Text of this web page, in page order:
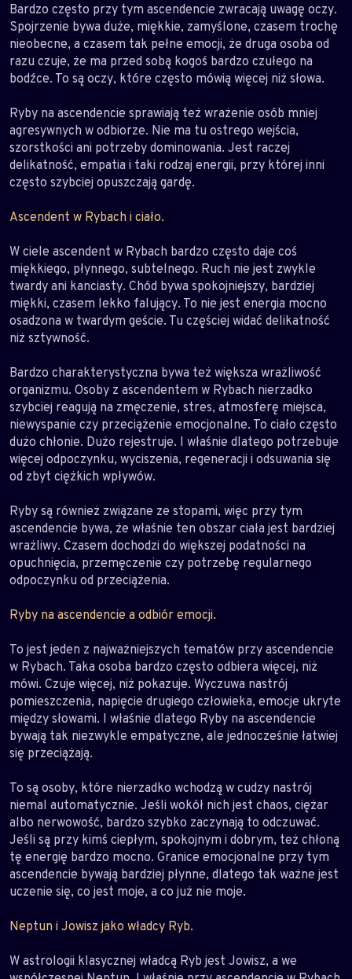
Bardzo często przy tym ascendencie zwracają uwagę oczy.
Spojrzenie bywa duże, miękkie, zamyślone, czasem trochę
nieobecne, a czasem tak pełne emocji, że druga osoba od
razu czuje, że ma przed sobą kogoś bardzo czułego na
bodźce. To są oczy, które często mówią więcej niż słowa.
Ryby na ascendencie sprawiają też wrażenie osób mniej
agresywnych w odbiorze. Nie ma tu ostrego wejścia,
szorstkości ani potrzeby dominowania. Jest raczej
delikatność, empatia i taki rodzaj energii, przy której inni
często szybciej opuszczają gardę.
Ascendent w Rybach i ciało.
W ciele ascendent w Rybach bardzo często daje coś
miękkiego, płynnego, subtelnego. Ruch nie jest zwykle
twardy ani kanciasty. Chód bywa spokojniejszy, bardziej
miękki, czasem lekko falujący. To nie jest energia mocno
osadzona w twardym geście. Tu częściej widać delikatność
niż sztywność.
Bardzo charakterystyczna bywa też większa wrażliwość
organizmu. Osoby z ascendentem w Rybach nierzadko
szybciej reagują na zmęczenie, stres, atmosferę miejsca,
niewyspanie czy przeciążenie emocjonalne. To ciało często
dużo chłonie. Dużo rejestruje. I właśnie dlatego potrzebuje
więcej odpoczynku, wyciszenia, regeneracji i odsuwania się
od zbyt ciężkich wpływów.
Ryby są również związane ze stopami, więc przy tym
ascendencie bywa, że właśnie ten obszar ciała jest bardziej
wrażliwy. Czasem dochodzi do większej podatności na
opuchnięcia, przemęczenie czy potrzebę regularnego
odpoczynku od przeciążenia.
Ryby na ascendencie a odbiór emocji.
To jest jeden z najważniejszych tematów przy ascendencie
w Rybach. Taka osoba bardzo często odbiera więcej, niż
mówi. Czuje więcej, niż pokazuje. Wyczuwa nastrój
pomieszczenia, napięcie drugiego człowieka, emocje ukryte
między słowami. I właśnie dlatego Ryby na ascendencie
bywają tak niezwykle empatyczne, ale jednocześnie łatwiej
się przeciążają.
To są osoby, które nierzadko wchodzą w cudzy nastrój
niemal automatycznie. Jeśli wokół nich jest chaos, ciężar
albo nerwowość, bardzo szybko zaczynają to odczuwać.
Jeśli są przy kimś ciepłym, spokojnym i dobrym, też chłoną
tę energię bardzo mocno. Granice emocjonalne przy tym
ascendencie bywają bardziej płynne, dlatego tak ważne jest
uczenie się, co jest moje, a co już nie moje.
Neptun i Jowisz jako władcy Ryb.
W astrologii klasycznej władcą Ryb jest Jowisz, a we